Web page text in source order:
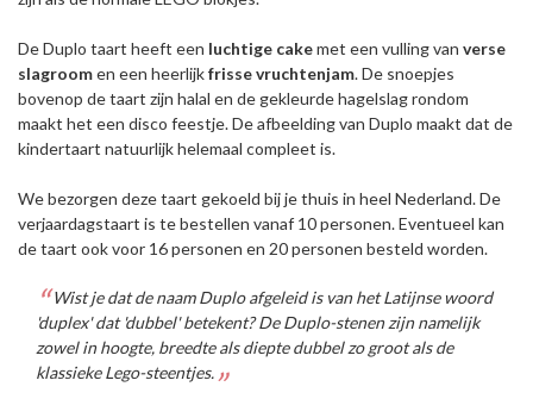
De Duplo taart heeft een luchtige cakemet een vulling van verse
slagroomen een heerlijkfrisse vruchtenjam. De snoepjes
bovenop de taart zijn halal en de gekleurde hagelslag rondom
maakt het een disco feestje. De afbeelding van Duplo maakt dat de
kindertaart natuurlijk helemaal compleet is.
We bezorgen deze taart gekoeld bij je thuis in heel Nederland. De
verjaardagstaart is te bestellen vanaf 10 personen. Eventueel kan
de taart ook voor 16 personen en 20 personen besteld worden.
Wist je dat de naam Duplo afgeleid is van het Latijnse woord
'duplex' dat 'dubbel' betekent? De Duplo-stenen zijn namelijk
zowel in hoogte, breedte als diepte dubbel zo groot als de
klassieke Lego-steentjes.